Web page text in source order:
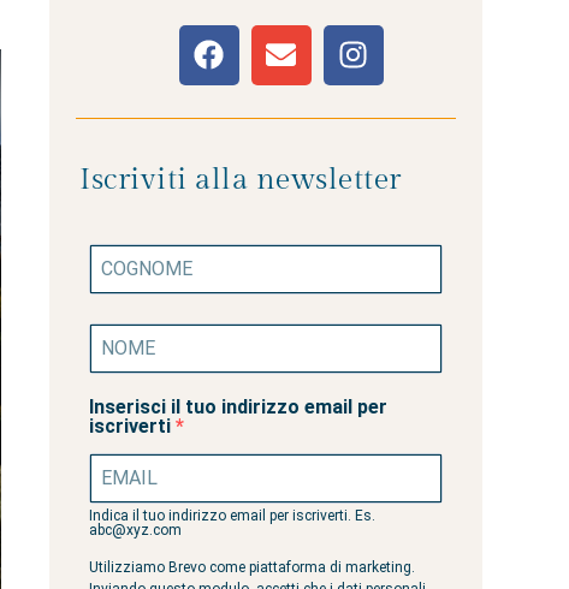
Iscriviti alla newsletter
Inserisci il tuo indirizzo email per
iscriverti
Indica il tuo indirizzo email per iscriverti. Es.
abc@xyz.com
Utilizziamo Brevo come piattaforma di marketing.